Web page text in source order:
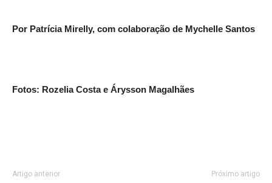
Por Patrícia Mirelly, com colaboração de Mychelle Santos
Fotos: Rozelia Costa e Árysson Magalhães
Artigo anterior Próximo artigo